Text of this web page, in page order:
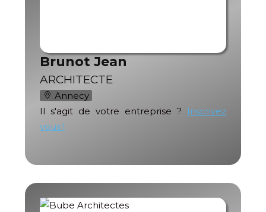
Brunot Jean
ARCHITECTE
Annecy
Il s'agit de votre entreprise ?
Inscrivez
vous !